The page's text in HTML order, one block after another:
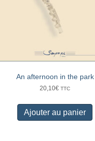
An afternoon in the park
20,10€ TTC
Ajouter au panier